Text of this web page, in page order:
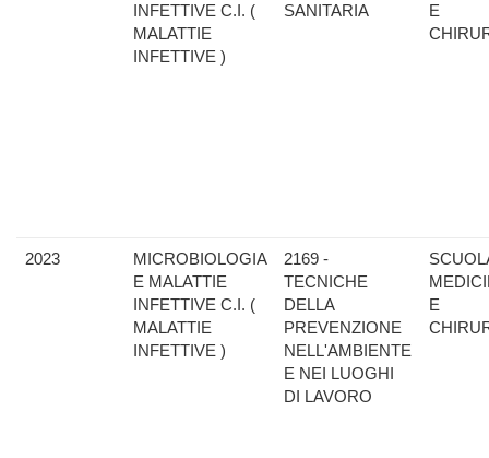
INFETTIVE C.I. (
MALATTIE
INFETTIVE )
SANITARIA
E
2023
MICROBIOLOGIA
E MALATTIE
INFETTIVE C.I. (
MALATTIE
INFETTIVE )
2169 -
TECNICHE
DELLA
PREVENZIONE
NELL'AMBIENTE
E NEI LUOGHI
DI LAVORO
E